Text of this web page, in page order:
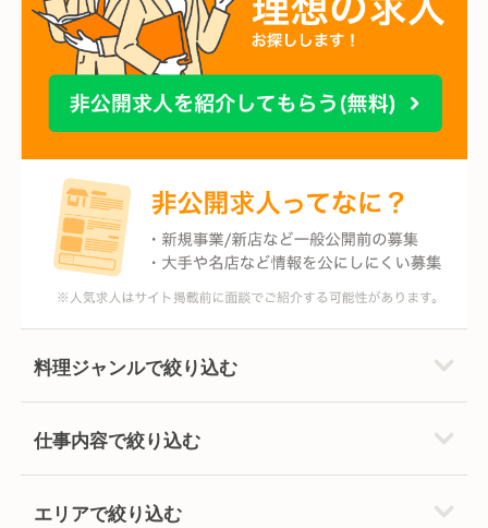
料理ジャンルで絞り込む
仕事内容で絞り込む
エリアで絞り込む